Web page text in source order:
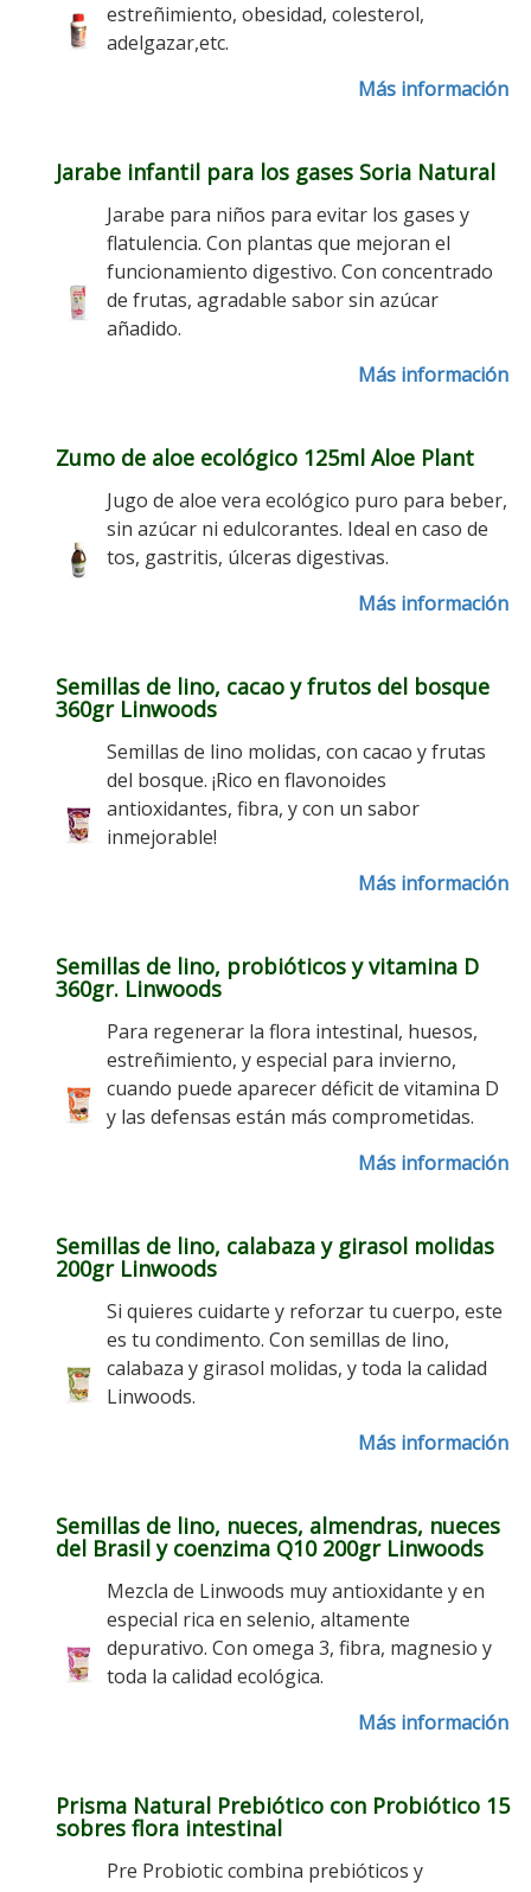
estreñimiento, obesidad, colesterol,
adelgazar,etc.
Más información
Jarabe infantil para los gases Soria Natural
Jarabe para niños para evitar los gases y
flatulencia. Con plantas que mejoran el
funcionamiento digestivo. Con concentrado
de frutas, agradable sabor sin azúcar
añadido.
Más información
Zumo de aloe ecológico 125ml Aloe Plant
Jugo de aloe vera ecológico puro para beber,
sin azúcar ni edulcorantes. Ideal en caso de
tos, gastritis, úlceras digestivas.
Más información
Semillas de lino, cacao y frutos del bosque
360gr Linwoods
Semillas de lino molidas, con cacao y frutas
del bosque. ¡Rico en flavonoides
antioxidantes, fibra, y con un sabor
inmejorable!
Más información
Semillas de lino, probióticos y vitamina D
360gr. Linwoods
Para regenerar la flora intestinal, huesos,
estreñimiento, y especial para invierno,
cuando puede aparecer déficit de vitamina D
y las defensas están más comprometidas.
Más información
Semillas de lino, calabaza y girasol molidas
200gr Linwoods
Si quieres cuidarte y reforzar tu cuerpo, este
es tu condimento. Con semillas de lino,
calabaza y girasol molidas, y toda la calidad
Linwoods.
Más información
Semillas de lino, nueces, almendras, nueces
del Brasil y coenzima Q10 200gr Linwoods
Mezcla de Linwoods muy antioxidante y en
especial rica en selenio, altamente
depurativo. Con omega 3, fibra, magnesio y
toda la calidad ecológica.
Más información
Prisma Natural Prebiótico con Probiótico 15
sobres flora intestinal
Pre Probiotic combina prebióticos y